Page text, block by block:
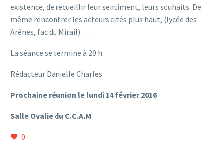
existence, de recueillir leur sentiment, leurs souhaits. De
même rencontrer les acteurs cités plus haut, (lycée des
Arênes, fac du Mirail) …
La séance se termine à 20 h.
Rédacteur Danielle Charles
Prochaine réunion le lundi 14 février 2016
Salle Ovalie du C.C.A.M
0